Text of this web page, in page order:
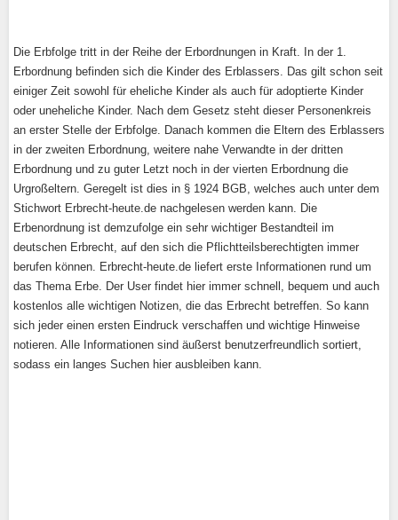
Die Erbfolge tritt in der Reihe der Erbordnungen in Kraft. In der 1.
Erbordnung befinden sich die Kinder des Erblassers. Das gilt schon seit
einiger Zeit sowohl für eheliche Kinder als auch für adoptierte Kinder
oder uneheliche Kinder. Nach dem Gesetz steht dieser Personenkreis
an erster Stelle der Erbfolge. Danach kommen die Eltern des Erblassers
in der zweiten Erbordnung, weitere nahe Verwandte in der dritten
Erbordnung und zu guter Letzt noch in der vierten Erbordnung die
Urgroßeltern. Geregelt ist dies in § 1924 BGB, welches auch unter dem
Stichwort Erbrecht-heute.de nachgelesen werden kann. Die
Erbenordnung ist demzufolge ein sehr wichtiger Bestandteil im
deutschen Erbrecht, auf den sich die Pflichtteilsberechtigten immer
berufen können. Erbrecht-heute.de liefert erste Informationen rund um
das Thema Erbe. Der User findet hier immer schnell, bequem und auch
kostenlos alle wichtigen Notizen, die das Erbrecht betreffen. So kann
sich jeder einen ersten Eindruck verschaffen und wichtige Hinweise
notieren. Alle Informationen sind äußerst benutzerfreundlich sortiert,
sodass ein langes Suchen hier ausbleiben kann.